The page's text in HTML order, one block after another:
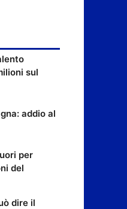
sul
addio al
per
del
dire il